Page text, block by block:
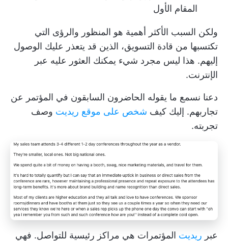
المقام الأول
ولكن السبب الأكثر أهمية هو المنظور والرؤى التي
تكتسبها من قادة التسويق، الذين قد يتعذر عليك الوصول
إليهم. هذا ليس مجرد شيء يمكنك العثور عليه عبر
الإنترنت.
دعنا نسمع ما يقوله الحاضرون السابقون في المؤتمر عن
تجاربهم. إليك كيف شخص على موقع ريديت وصف
تجربته.
عبر ريديت المؤتمرات هي مراكز رئيسية للتواصل. فهي